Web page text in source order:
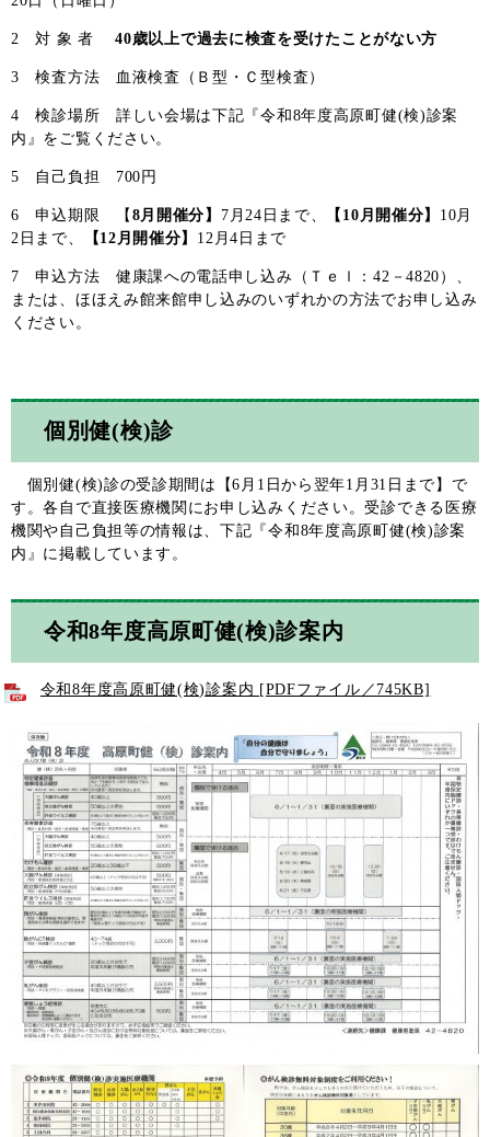
2 対 象 者 40歳以上で過去に検査を受けたことがない方
3 検査方法 血液検査（Ｂ型・Ｃ型検査）
4 検診場所 詳しい会場は下記『令和8年度高原町健(検)診案
内』をご覧ください。
5 自己負担 700円
6 申込期限 【 8月開催分】 7月24日まで、 【10月開催分】 10月
2日まで、
【12月開催分】 12月4日まで
7 申込方法 健康課への電話申し込み（Ｔｅｌ：42－4820）、
または、ほほえみ館来館申し込みのいずれかの方法でお申し込み
ください。
個別健(検)診
個別健(検)診の受診期間は【6月1日から翌年1月31日まで】で
す。各自で直接医療機関にお申し込みください。受診できる医療
機関や自己負担等の情報は、下記『令和8年度高原町健(検)診案
内』に掲載しています。
令和8年度高原町健(検)診案内
令和8年度高原町健(検)診案内 [PDFファイル／745KB]